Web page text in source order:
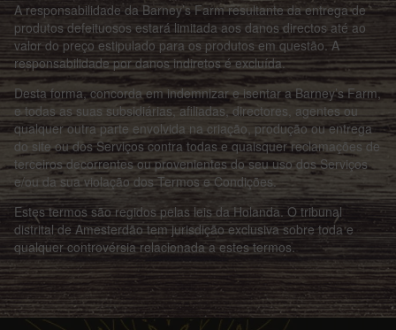
A responsabilidade da Barney’s Farm resultante da entrega de
produtos defeituosos estará limitada aos danos directos até ao
valor do preço estipulado para os produtos em questão. A
responsabilidade por danos indiretos é excluída.
Desta forma, concorda em indemnizar e isentar a Barney’s Farm,
e todas as suas subsidiárias, afiliadas, directores, agentes ou
qualquer outra parte envolvida na criação, produção ou entrega
do site ou dos Serviços contra todas e quaisquer reclamações de
terceiros decorrentes ou provenientes do seu uso dos Serviços
e/ou da sua violação dos Termos e Condições.
Estes termos são regidos pelas leis da Holanda. O tribunal
distrital de Amesterdão tem jurisdição exclusiva sobre toda e
qualquer controvérsia relacionada a estes termos.